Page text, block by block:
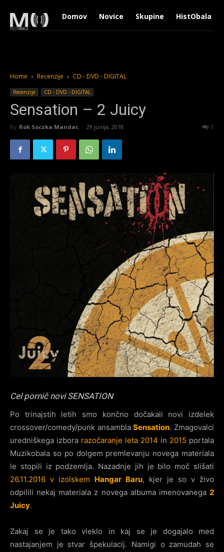
Domov Novice Skupine HistObala
Home Recenzije CD - DVD - DIGITAL
Recenzije CD - DVD - DIGITAL
Sensation – 2 Juicy
By Rok Soczka Mandac - 29 junija, 2018 0
Cel pornič novi SENSATION
Po trinajstih letih smo končno dočakali novi izdelek
crossover/comedy/punk ansamblaSensation. Zmagovalci
uredniškega izbora razočaranje leta 2014 in 2015 portala
Muzikobala so po dolgem premlevanju novega materiala
le stopili iz podzemlja. Nazadnje jih je bilo moč slišati
26.11.2016 v izolskem Hangar Baru, kjer je so v živo
odpilili nekaj materiala z novega albuma imenovanega 2
Juicy.
Zakaj se je tako vleklo in kaj se je dogajalo med
nastajanjem je stvar špekulacij. Namigi o zamudah se